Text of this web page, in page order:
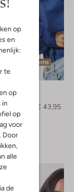
op
en
te
op
in
op
voor
Door
alle
de
Laatste items
Blouse
€ 43,95